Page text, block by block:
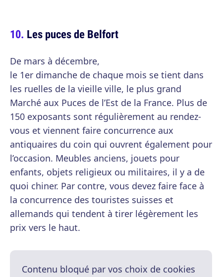
Les puces de Belfort
De mars à décembre,
le 1er dimanche de chaque mois se tient dans
les ruelles de la vieille ville, le plus grand
Marché aux Puces de l’Est de la France. Plus de
150 exposants sont régulièrement au rendez-
vous et viennent faire concurrence aux
antiquaires du coin qui ouvrent également pour
l’occasion. Meubles anciens, jouets pour
enfants, objets religieux ou militaires, il y a de
quoi chiner. Par contre, vous devez faire face à
la concurrence des touristes suisses et
allemands qui tendent à tirer légèrement les
prix vers le haut.
Contenu bloqué par vos choix de cookies